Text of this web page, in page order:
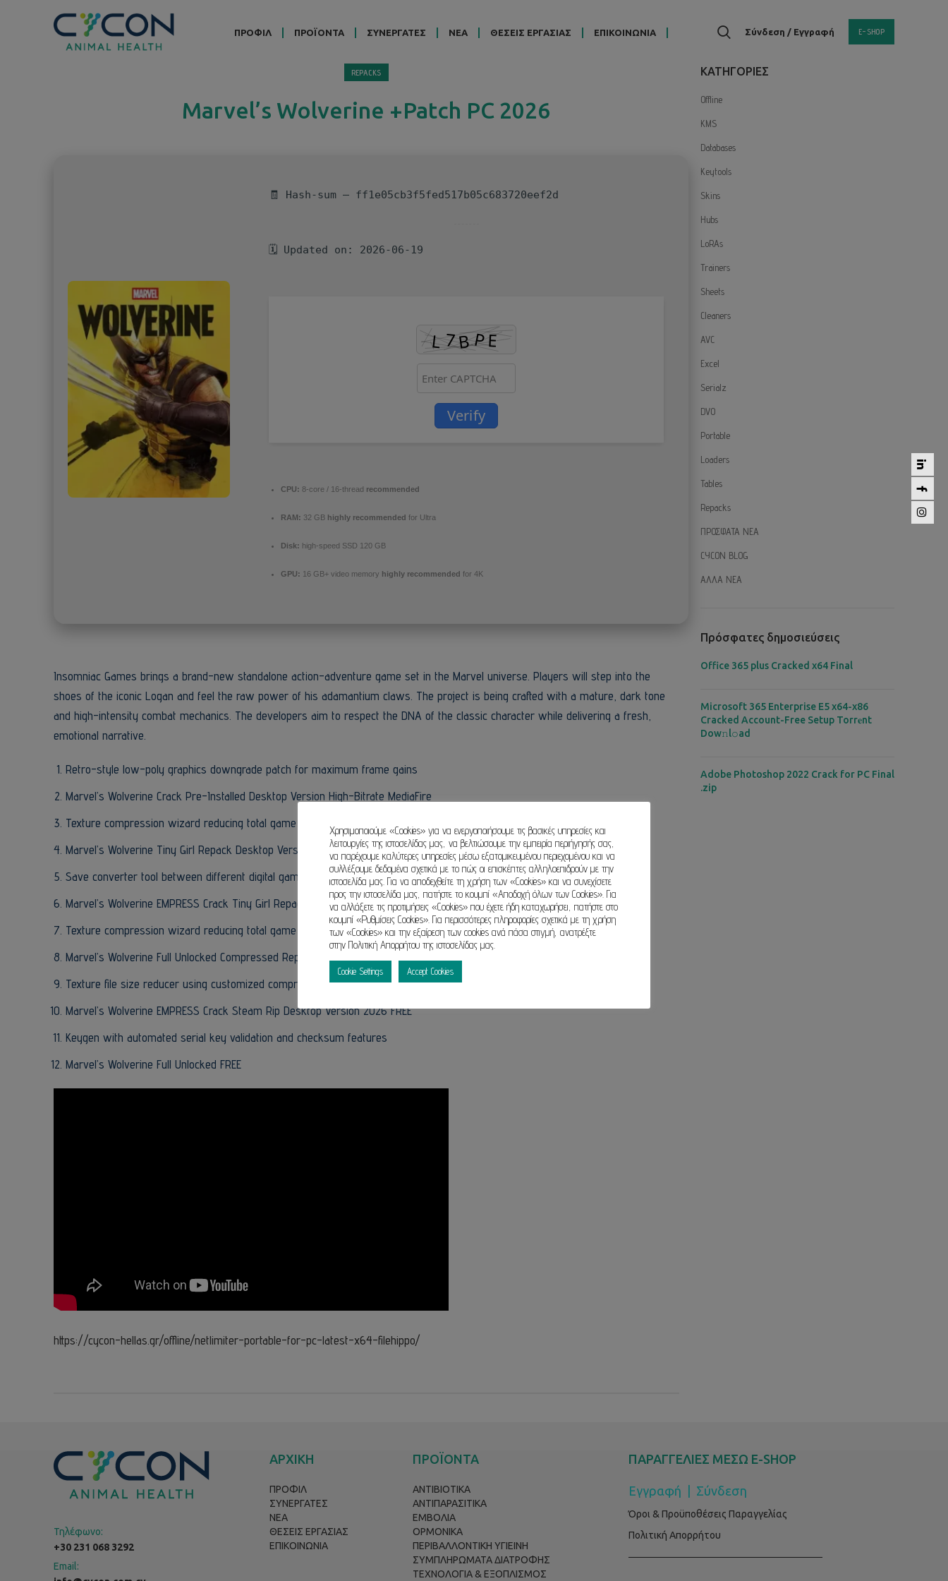
ΠΡΟΦΙΛ ΠΡΟΪΟΝΤΑ ΣΥΝΕΡΓΑΤΕΣ ΝΕΑ ΘΕΣΕΙΣ ΕΡΓΑΣΙΑΣ ΕΠΙΚΟΙΝΩΝΙΑ Σύνδεση / Εγγραφή E-SHOP
REPACKS
Marvel’s Wolverine +Patch PC 2026
🧾 Hash-sum — ff1e05cb3f5fed517b05c683720eef2d
🗓 Updated on: 2026-06-19
Verify
CPU: 8-core / 16-thread recommended
RAM: 32 GB highly recommended for Ultra
Disk: high-speed SSD 120 GB
GPU: 16 GB+ video memory highly recommended for 4K
Insomniac Games brings a brand-new standalone action-adventure game set in the Marvel universe. Players will step into the
shoes of the iconic Logan and feel the raw power of his adamantium claws. The project is being crafted with a mature, dark tone
and high-intensity combat mechanics. The developers aim to respect the DNA of the classic character while delivering a fresh,
emotional narrative.
Retro-style low-poly graphics downgrade patch for maximum frame gains
Marvel’s Wolverine Crack Pre-Installed Desktop Version High-Bitrate MediaFire
Texture compression wizard reducing total game installation folder size
Marvel’s Wolverine Tiny Girl Repack Desktop Version FREE
Save converter tool between different digital game store formats
Marvel’s Wolverine EMPRESS Crack Tiny Girl Repack HDR10+
Texture compression wizard reducing total game installation folder size
Marvel’s Wolverine Full Unlocked Compressed Repack FREE
Texture file size reducer using customized compression algorithms
Marvel’s Wolverine EMPRESS Crack Steam Rip Desktop Version 2026 FREE
Keygen with automated serial key validation and checksum features
Marvel’s Wolverine Full Unlocked FREE
https://cycon-hellas.gr/offline/netlimiter-portable-for-pc-latest-x64-filehippo/
KΑΤΗΓΟΡΙΕΣ
Offline
KMS
Databases
Keytools
Skins
Hubs
LoRAs
Trainers
Sheets
Cleaners
AVC
Excel
Serialz
DVO
Portable
Loaders
Tables
Repacks
ΠΡΟΣΦΑΤΑ ΝΕΑ
CYCON BLOG
ΑΛΛΑ ΝΕΑ
Πρόσφατες δημοσιεύσεις
Office 365 plus Cracked x64 Final
Microsoft 365 Enterprise E5 x64-x86
Cracked Account-Free Setup Torr𝐞nt
Dow𝚗l𝚘аd
Adobe Photoshop 2022 Crack for PC Final
.zip
Τηλέφωνο:
+30 231 068 3292
Email:
ΑΡΧΙΚΗ
ΠΡΟΦΙΛ
ΣΥΝΕΡΓΑΤΕΣ
ΝΕΑ
ΘΕΣΕΙΣ ΕΡΓΑΣΙΑΣ
ΕΠΙΚΟΙΝΩΝΙΑ
ΠΡΟΪΟΝΤΑ
ΑΝΤΙΒΙΟΤΙΚΑ
ΑΝΤΙΠΑΡΑΣΙΤΙΚΑ
ΕΜΒΟΛΙΑ
ΟΡΜΟΝΙΚΑ
ΠΕΡΙΒΑΛΛΟΝΤΙΚΗ ΥΓΙΕΙΝΗ
ΣΥΜΠΛΗΡΩΜΑΤΑ ΔΙΑΤΡΟΦΗΣ
ΤΕΧΝΟΛΟΓΙΑ & ΕΞΟΠΛΙΣΜΟΣ
ΠΑΡΑΓΓΕΛΙΕΣ ΜΕΣΩ E-SHOP
Εγγραφή Σύνδεση
Όροι & Προϋποθέσεις Παραγγελίας
Πολιτική Απορρήτου
Χρησιμοποιούμε «Cookies» για να ενεργοποιήσουμε τις βασικές υπηρεσίες και
λειτουργίες της ιστοσελίδας μας, να βελτιώσουμε την εμπειρία περιήγησής σας,
να παρέχουμε καλύτερες υπηρεσίες μέσω εξατομικευμένου περιεχομένου και να
συλλέξουμε δεδομένα σχετικά με το πώς οι επισκέπτες αλληλοεπιδρούν με την
ιστοσελίδα μας. Για να αποδεχθείτε τη χρήση των «Cookies» και να συνεχίσετε
προς την ιστοσελίδα μας, πατήστε το κουμπί «Αποδοχή όλων των Cookies». Για
να αλλάξετε τις προτιμήσεις «Cookies» που έχετε ήδη καταχωρήσει, πατήστε στο
κουμπί «Ρυθμίσεις Cookies». Για περισσότερες πληροφορίες σχετικά με τη χρήση
των «Cookies» και την εξαίρεση των cookies ανά πάσα στιγμή, ανατρέξτε
στην Πολιτική Απορρήτου της ιστοσελίδας μας.
Cookie Settings Accept Cookies